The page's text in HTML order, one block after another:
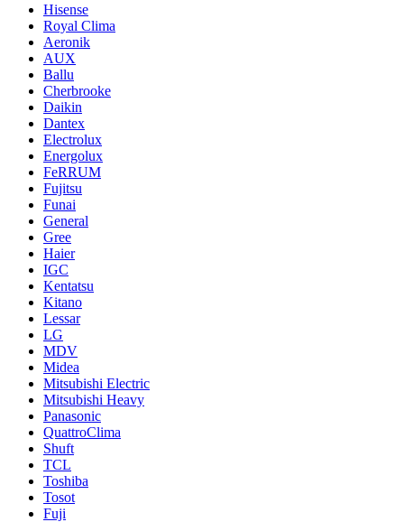
Hisense
Royal Clima
Aeronik
AUX
Ballu
Cherbrooke
Daikin
Dantex
Electrolux
Energolux
FeRRUM
Fujitsu
Funai
General
Gree
Haier
IGC
Kentatsu
Kitano
Lessar
LG
MDV
Midea
Mitsubishi Electric
Mitsubishi Heavy
Panasonic
QuattroClima
Shuft
TCL
Toshiba
Tosot
Fuji